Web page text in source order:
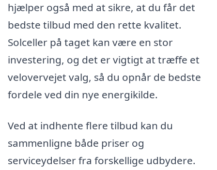
hjælper også med at sikre, at du får det
bedste tilbud med den rette kvalitet.
Solceller på taget kan være en stor
investering, og det er vigtigt at træffe et
velovervejet valg, så du opnår de bedste
fordele ved din nye energikilde.
Ved at indhente flere tilbud kan du
sammenligne både priser og
serviceydelser fra forskellige udbydere.